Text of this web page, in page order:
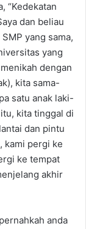
“Kedekatan
dan beliau
yang sama,
yang
dengan
kita sama-
satu anak laki-
kita tinggal di
dan pintu
kami pergi ke
ke tempat
akhir
anda